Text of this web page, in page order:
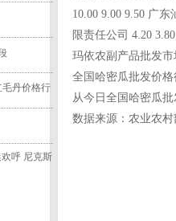
毛丹价格行
呼 尼克斯
10.00 9.00 9.50 广
限责任公司 4.20
玛依农副产品批发市
全国哈密瓜批发价
从今日全国哈密瓜
数据来源：农业农